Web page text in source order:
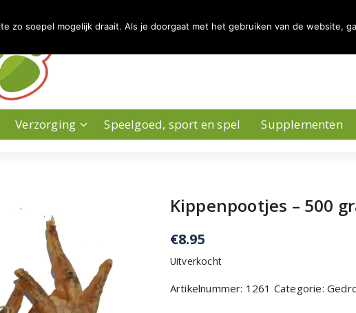
Verzorging Speelgoed, sport en spel Supplementen
Kippenpootjes – 500
€8.95
Uitverkocht
Artikelnummer: 1261 Categorie:
zo soepel mogelijk draait. Als je doorgaat met het gebruiken van de website,